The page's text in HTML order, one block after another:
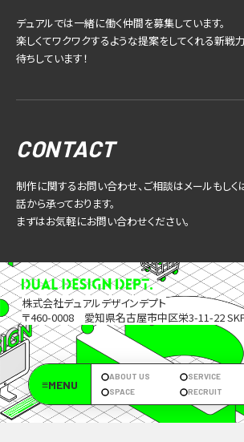
デュアルでは一緒に働く仲間を募集しています。
楽しくてワクワクするような提案をしてくれる新戦
待ちしています！
CONTACT
制作に関するお問い合わせ、ご相談はメールもしく
話から承っております。
まずはお気軽にお問い合わせください。
株式会社デュアルデザインデプト
〒460-0008 愛知県名古屋市中区栄3-11-22
≡MENU
ABOUT US SERVICE
SPACE
RECRUIT